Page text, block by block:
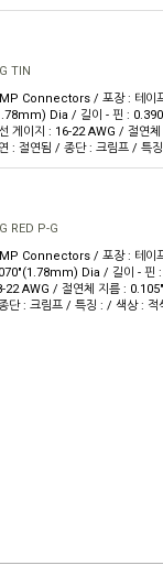
TIN
Connectors / 포장 : 테이
Dia / 길이 - 핀 :
게이지 : 16-22 AWG / 절연
절연됨 / 종단 : 크림프 / 특
RED P-G
Connectors / 포장 : 테이
Dia / 길이 - 핀
22 AWG / 절연체 지름 :
: 크림프 / 특징 : / 색상 : 적